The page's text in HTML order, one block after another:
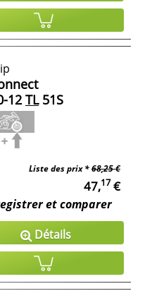
12 TL51S
Liste des prix *68,25 €
47,17 €
et comparer
Détails